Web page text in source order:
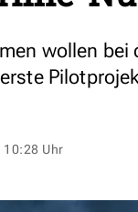
wollen
Uhr